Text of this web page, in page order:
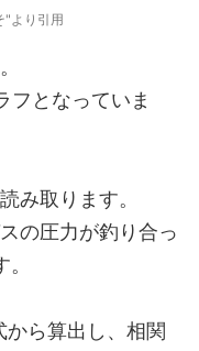
"より引用
フとなっていま
み取ります。
の圧力が釣り合っ
ら算出し、相関